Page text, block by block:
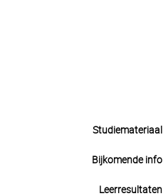
Studiemateriaal
Bijkomende info
Leerresultaten